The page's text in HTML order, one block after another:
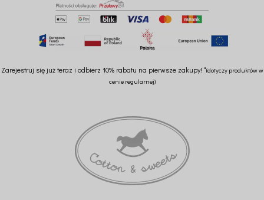
Zarejestruj się już teraz i odbierz 10% rabatu na pierwsze zakupy! *(dotyczy produktów w
cenie regularnej)